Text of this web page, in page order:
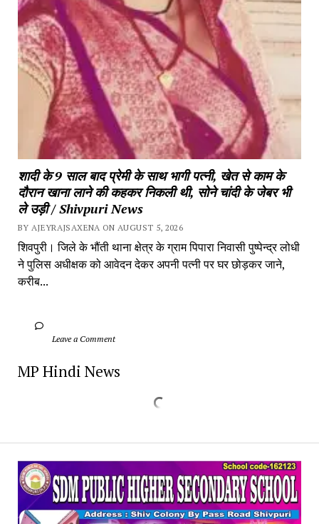
शादी के 9 साल बाद प्रेमी के साथ भागी पत्नी, खेत से काम के
दौरान खाना लाने की कहकर निकली थी, सोने चांदी के जेबर भी
ले उड़ी / Shivpuri News
BY AJEYRAJSAXENA ON AUGUST 5, 2026
शिवपुरी। जिले के भौंती थाना क्षेत्र के ग्राम पिपारा निवासी पुष्पेन्द्र लोधी
ने पुलिस अधीक्षक को आवेदन देकर अपनी पत्नी पर घर छोड़कर जाने,
करीब...
		Leave a Comment
MP Hindi News